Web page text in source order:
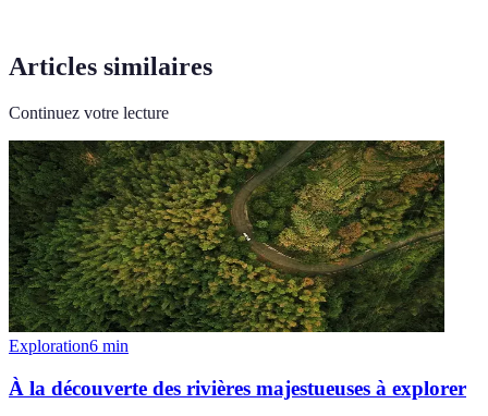
Articles similaires
Continuez votre lecture
Exploration6 min
À la découverte des rivières majestueuses à explorer